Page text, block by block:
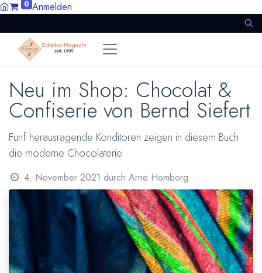
0 Anmelden
Neu im Shop: Chocolat &
Confiserie von Bernd Siefert
Fünf herausragende Konditoren zeigen in diesem Buch
die moderne Chocolaterie
4. November 2021 durch Arne Homborg